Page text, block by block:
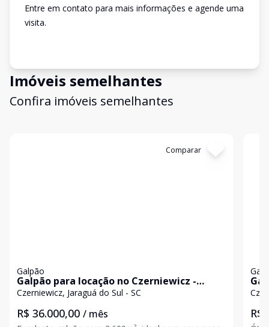
Entre em contato para mais informações e agende uma
visita.
Imóveis semelhantes
Confira imóveis semelhantes
Comparar
Galpão
Galpão para locação no Czerniewicz -
Estrutura completa para operações
Czerniewicz, Jaraguá do Sul - SC
R$ 36.000,00 / mês R$